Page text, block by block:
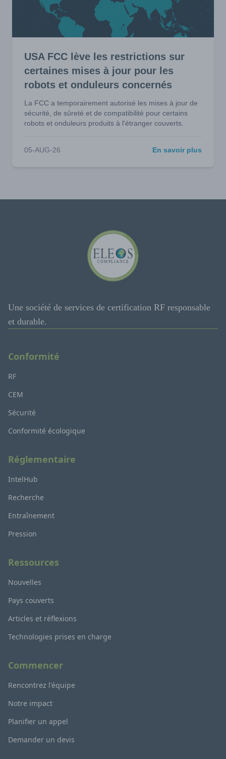
USA FCC lève les restrictions sur
certaines mises à jour pour les
robots et onduleurs concernés
La FCC a temporairement autorisé les mises à jour de
sécurité, de sûreté et de compatibilité pour certains
robots et onduleurs produits à l'étranger couverts.
05-AUG-26 En savoir plus
Une société de services de certification RF responsable
et durable.
Conformité
RF
CEM
Sécurité
Conformité écologique
Réglementaire
IntelHub
Recherche
Entraînement
Pression
Ressources
Nouvelles
Pays couverts
Articles et réflexions
Technologies prises en charge
Commencer
Rencontrez l'équipe
Notre impact
Planifier un appel
Demander un devis